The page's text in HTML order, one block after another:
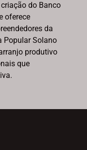
do Banco
oferece
da
Popular Solano
produtivo
que